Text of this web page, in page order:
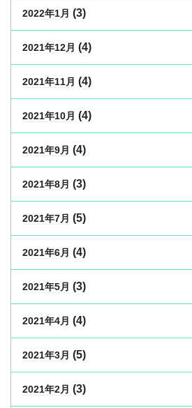
2022年1月 (3)
2021年12月 (4)
2021年11月 (4)
2021年10月 (4)
2021年9月 (4)
2021年8月 (3)
2021年7月 (5)
2021年6月 (4)
2021年5月 (3)
2021年4月 (4)
2021年3月 (5)
2021年2月 (3)